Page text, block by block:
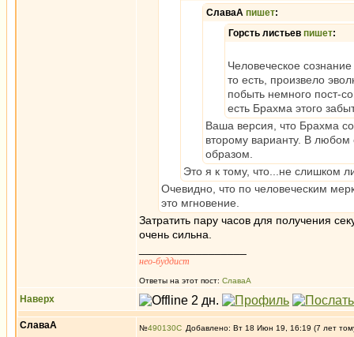
СлаваА пишет:
Горсть листьев пишет:
Человеческое
то есть, произвело
побыть немного пост-
есть Брахма этого
Ваша версия, что Брахма
второму варианту. В
образом.
Это я к тому, что...не слишком
Очевидно, что по человеческим
это мгновение.
Затратить пару часов для получения
очень сильна.
нео-буддист
Ответы на этот пост: СлаваА
Наверх
СлаваА №490130 Добавлено: Вт 18 Июн 19, 16:19 (7 лет